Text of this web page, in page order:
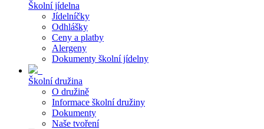
Školní jídelna
Jídelníčky
Odhlášky
Ceny a platby
Alergeny
Dokumenty školní jídelny
Školní družina
O družině
Informace školní družiny
Dokumenty
Naše tvoření